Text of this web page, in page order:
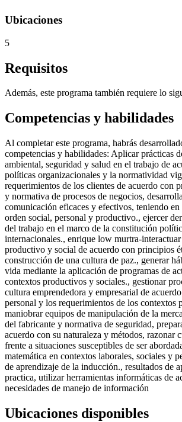
Ubicaciones
5
Requisitos
Además, este programa también requiere lo
Competencias y habilidades
Al completar este programa, habrás
competencias y habilidades: Aplicar prácticas
ambiental, seguridad y salud en el trabajo de
políticas organizacionales y la normatividad
requerimientos de los clientes de acuerdo con
y normativa de procesos de negocios,
comunicación eficaces y efectivos, teniendo en
orden social, personal y productivo., ejercer
del trabajo en el marco de la constitución
internacionales., enrique low murtra-
productivo y social de acuerdo con principios
construcción de una cultura de paz., generar
vida mediante la aplicación de programas de
contextos productivos y sociales., gestionar
cultura emprendedora y empresarial de
personal y los requerimientos de los contextos
maniobrar equipos de manipulación de la
del fabricante y normativa de seguridad,
acuerdo con su naturaleza y métodos, razonar
frente a situaciones susceptibles de ser
matemática en contextos laborales, sociales y
de aprendizaje de la inducción., resultados de
practica, utilizar herramientas informáticas de
necesidades de manejo de información
Ubicaciones disponibles